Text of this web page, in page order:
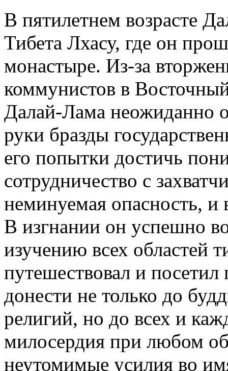
В пятилетнем возрасте
Тибета Лхасу, где он
монастыре. Из-за
коммунистов в
Далай-Лама неожиданно
руки бразды
его попытки достичь
сотрудничество с
неминуемая опасность,
В изгнании он успешно
изучению всех областей
путешествовал и
донести не только до
религий, но до всех и
милосердия при любом
неутомимые усилия во